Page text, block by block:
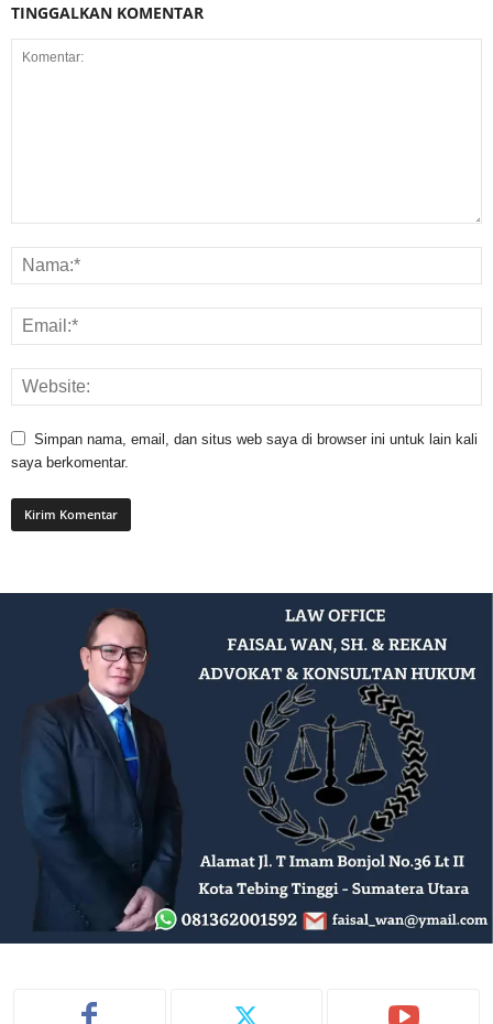
TINGGALKAN KOMENTAR
Simpan nama, email, dan situs web saya di browser ini untuk lain kali
saya berkomentar.